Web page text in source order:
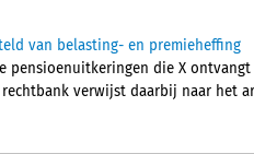
van belasting- en premieheffing
pensioenuitkeringen die X
verwijst daarbij naar het